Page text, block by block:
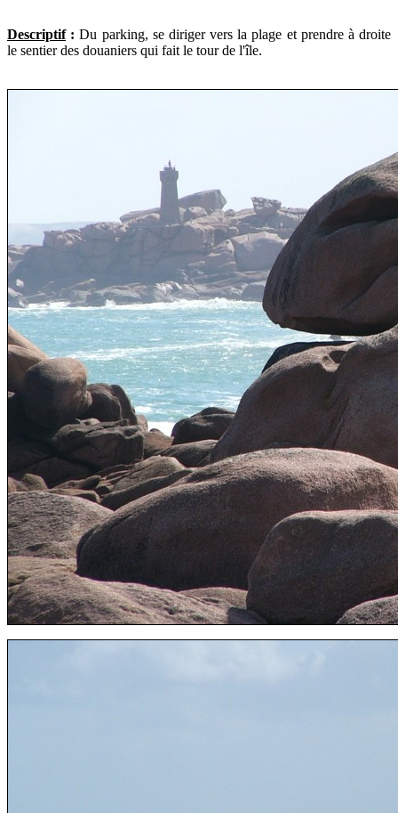
Descriptif: Du parking, se diriger vers la plage et prendre à droite
le sentier des douaniers qui fait le tour de l'île.